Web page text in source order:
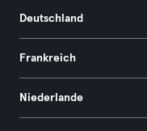
Deutschland
Frankreich
Niederlande